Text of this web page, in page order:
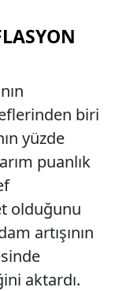
biri
yüzde
puanlık
olduğunu
artışının
aktardı.